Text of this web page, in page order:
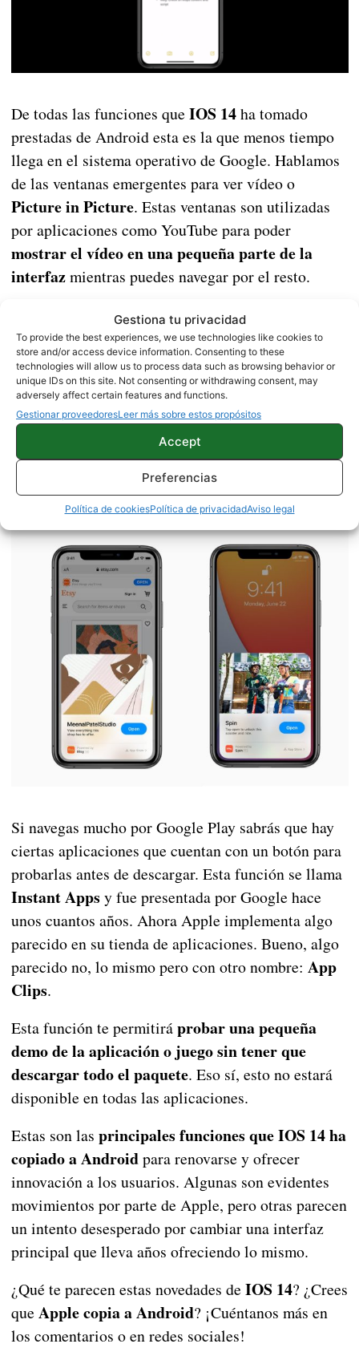
Gestiona tu privacidad
To provide the best experiences, we use technologies like cookies to
store and/or access device information. Consenting to these
technologies will allow us to process data such as browsing behavior or
unique IDs on this site. Not consenting or withdrawing consent, may
adversely affect certain features and functions.
Gestionar proveedoresLeer más sobre estos propósitos
Accept
Preferencias
Política de cookiesPolítica de privacidadAviso legal
De todas las funciones que IOS 14ha tomado
prestadas de Android esta es la que menos tiempo
llega en el sistema operativo de Google. Hablamos
de las ventanas emergentes para ver vídeo o
Picture in Picture. Estas ventanas son utilizadas
por aplicaciones como YouTube para poder
mostrar el vídeo en una pequeña parte de la
interfazmientras puedes navegar por el resto.
Eso sí, mientras que en Android el sistema no
funciona del todo bien y las ventanas no se pueden
redimensionar,en IOS 14 sí se podrá hacer.
Podemos decir que Apple ha copiado la función,
pero también que la ha mejorado.
App Clips llega a IOS 14 como
una copia de Instant Apps
Si navegas mucho por Google Play sabrás que hay
ciertas aplicaciones que cuentan con un botón para
probarlas antes de descargar. Esta función se llama
Instant Apps y fue presentada por Google hace
unos cuantos años. Ahora Apple implementa algo
parecido en su tienda de aplicaciones. Bueno, algo
parecido no, lo mismo pero con otro nombre: App
Clips.
Esta función te permitiráprobar una pequeña
demo de la aplicación o juego sin tener que
descargar todo el paquete. Eso sí, esto no estará
disponible en todas las aplicaciones.
Estas son las principales funciones que IOS 14 ha
copiado a Androidpara renovarse y ofrecer
innovación a los usuarios. Algunas son evidentes
movimientos por parte de Apple, pero otras parecen
un intento desesperado por cambiar una interfaz
principal que lleva años ofreciendo lo mismo.
¿Qué te parecen estas novedades de IOS 14? ¿Crees
que Apple copia a Android? ¡Cuéntanos más en
los comentarios o en redes sociales!